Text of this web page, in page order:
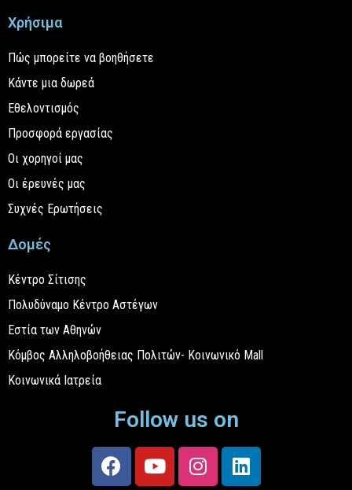
Χρήσιμα
Πώς μπορείτε να βοηθήσετε
Κάντε μια δωρεά
Εθελοντισμός
Προσφορά εργασίας
Οι χορηγοί μας
Οι έρευνές μας
Συχνές Ερωτήσεις
Δομές
Κέντρο Σίτισης
Πολυδύναμο Κέντρο Αστέγων
Εστία των Αθηνών
Κόμβος Αλληλοβοήθειας Πολιτών- Κοινωνικό Mall
Κοινωνικά Ιατρεία
Follow us on